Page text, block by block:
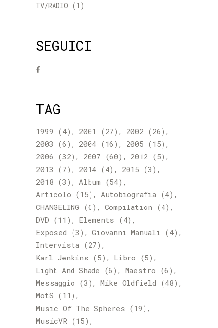
TV/RADIO (1)
SEGUICI
TAG
1999 (4) 2001 (27) 2002 (26)
2003 (6) 2004 (16) 2005 (15)
2006 (32) 2007 (60) 2012 (5)
2013 (7) 2014 (4) 2015 (3)
2018 (3) Album (54)
Articolo (15) Autobiografia (4)
CHANGELING (6) Compilation (4)
DVD (11) Elements (4)
Exposed (3) Giovanni Manuali (4)
Intervista (27)
Karl Jenkins (5) Libro (5)
Light And Shade (6) Maestro (6)
Messaggio (3) Mike Oldfield (48)
MotS (11)
Music Of The Spheres (19)
MusicVR (15)